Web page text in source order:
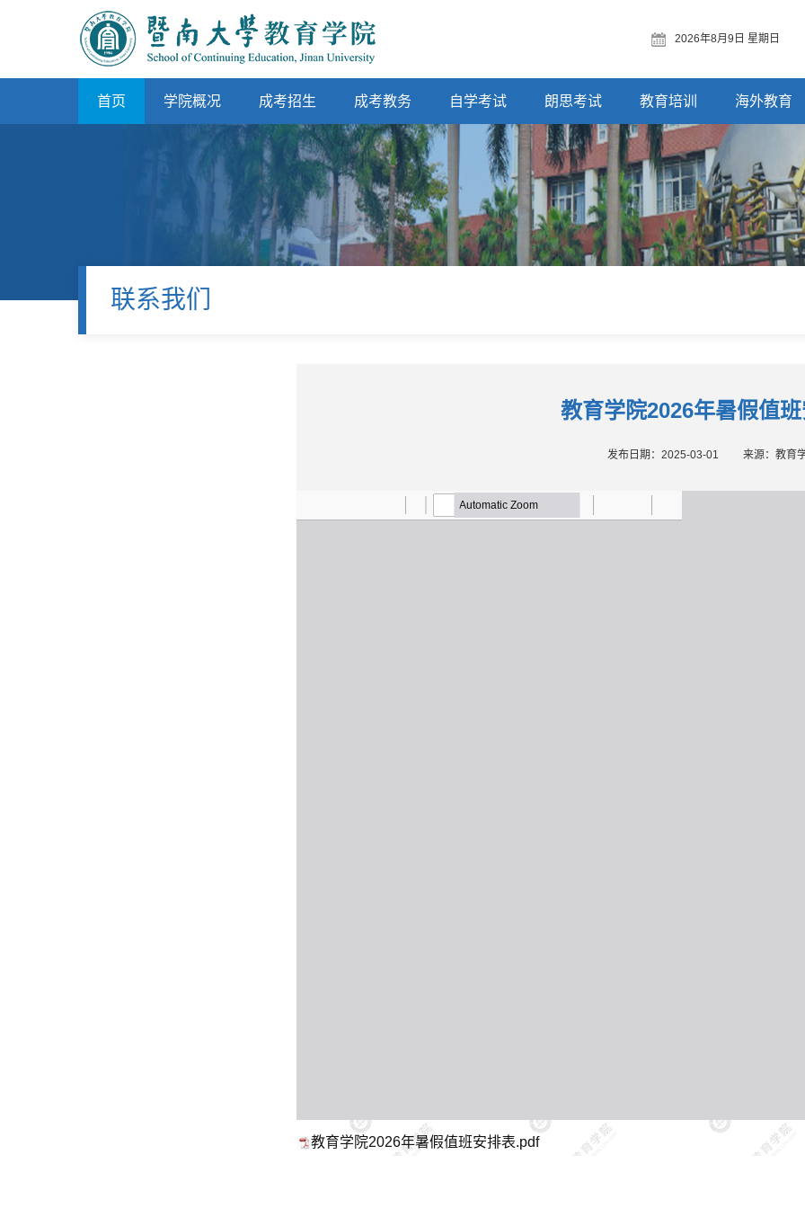
2026年8月9日 星期日
首页 学院概况 成考招生 成考教务 自学考试 朗思考试 教育培训 海外教育
联系我们
教育学院2026年暑假值
发布日期：2025-03-01 来源：教育
教育学院2026年暑假值班安排表.pdf